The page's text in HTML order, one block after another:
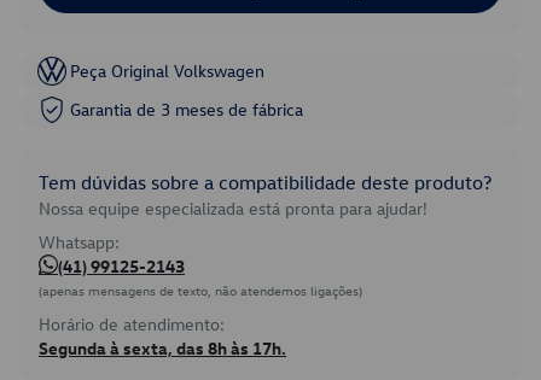
Peça Original Volkswagen
Garantia de 3 meses de fábrica
Tem dúvidas sobre a compatibilidade deste produto?
Nossa equipe especializada está pronta para ajudar!
Whatsapp:
(41) 99125-2143
(apenas mensagens de texto, não atendemos ligações)
Horário de atendimento:
Segunda à sexta, das 8h às 17h.